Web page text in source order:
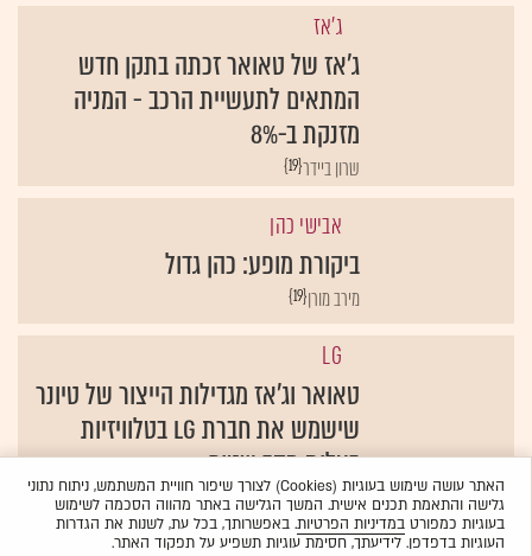
ג'אז
ג'אז של טאואר זכתה בתקן חדש
המתאים לתעשיית הרכב - המניה
מזנקת ב-8%
{19}שרון ביידר
אבישי כהן
ביקורת מופע: כהן גדול
{19}מירב מורן
LG
טאואר וג'אז מגדילות הייצור של טיונר
שישמש את חברת LG בטלוויזיות
בעלות מסך שטוח
{19}יוסי ניסן
האתר עושה שימוש בעוגיות (Cookies) לצורך שיפור חוויית המשתמש, ניתוח נתוני
גלישה והתאמת תכנים אישית. המשך הגלישה באתר מהווה הסכמה לשימוש
בעוגיות כמפורטבמדיניות הפרטיות. באפשרותך, בכל עת, לשנות את הגדרות
העוגיות בדפדפן. לידיעתך, חסימת עוגיות תשפיע על תפקוד האתר.